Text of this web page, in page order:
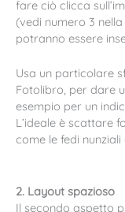
fare ciò clicca
(vedi numero 3
potranno essere
Usa un particolare
Fotolibro, per dare
esempio per un
L’ideale è scattare
come le fedi
2. Layout spazioso
Il secondo aspetto